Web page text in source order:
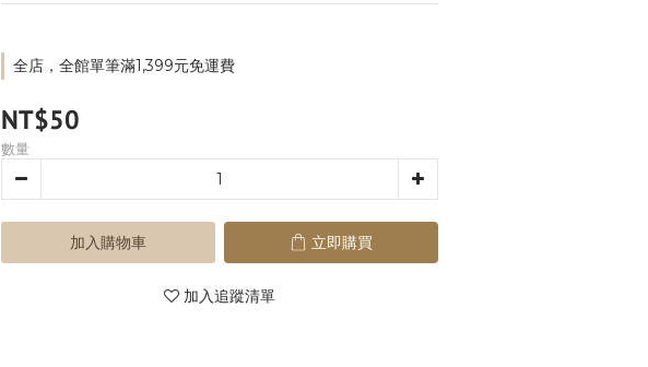
全店，全館單筆滿1,399元免運費
NT$50
數量
加入購物車 立即購買
加入追蹤清單